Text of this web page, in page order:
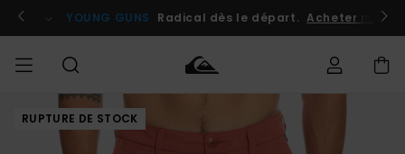
l'information
le
Se connecter / s'inscrire
YOUNG GUNS Radical dès le départ. Acheter
HOMME Vêtements
Vêtements
Shop
Surf
Snow
Outlet
Accéder à
ma
RUPTURE DE STOCK